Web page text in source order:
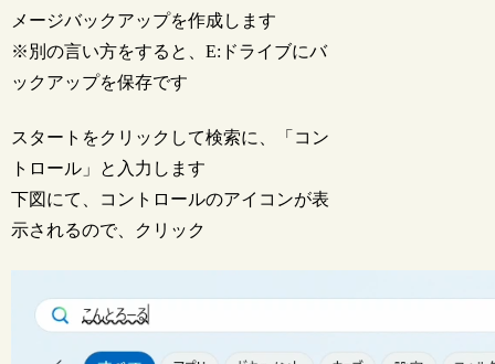
メージバックアップを作成します
※別の言い方をすると、E:ドライブにバ
ックアップを保存です
スタートをクリックして検索に、「コン
トロール」と入力します
下図にて、コントロールのアイコンが表
示されるので、クリック